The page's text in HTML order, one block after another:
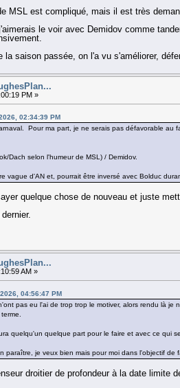
MSL est compliqué, mais il est très
le voir avec Demidov comme
la saison passée, on l'a vu s'améliorer,
PM »
02:34:39 PM
Pour ma part, je ne serais pas défavorable au
Dach selon l'humeur de MSL) / Demidov.
vague d'AN et, pourrait être inversé avec Bolduc
quelque chose de nouveau et juste
AM »
04:56:47 PM
pas eu l'ai de trop trop le motiver, alors rendu là
quelqu'un quelque part pour le faire et avec ce qui
paraître, je veux bien mais pour moi dans l'objectif
droitier de profondeur à la date limite